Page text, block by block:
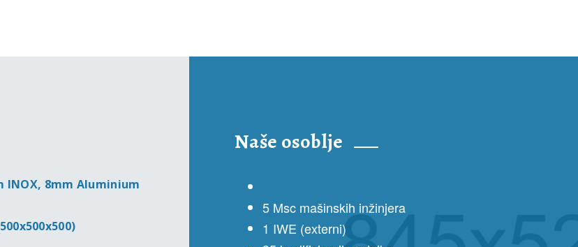
INOX, 8mm Aluminium
Naše osoblje
5 Msc mašinskih inžinjera
1 IWE (externi)